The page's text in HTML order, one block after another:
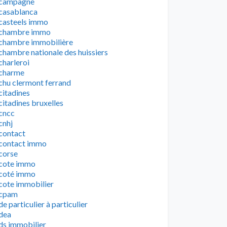
immo
immo
immobilière
nationale des huissiers
clermont ferrand
bruxelles
immo
immo
immo
immobilier
particulier à particulier
immobilier